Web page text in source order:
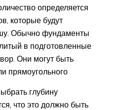
определяется
которые будут
Обычно фундаменты
в подготовленные
Они могут быть
прямоугольного
глубину
что это должно быть